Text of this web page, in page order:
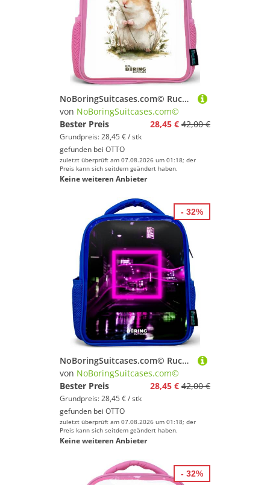
Wir hoffen, dass Du bei uns findest, was Du suchst,
und wünschen Dir weiter viel Spaß und Erfolg beim
Sportausrüstung!
NoBoringSuitcases.com© Rucksack Rosa - Tier - Natur - Hamster, Kinderrucksack, Schulrucksack, Freizeitrucksack, Mädchen, Kindergarten
von NoBoringSuitcases.com©
Bester Preis
28,45 € 42,00 €
Grundpreis: 28,45 € / stk
gefunden bei OTTO
zuletzt überprüft am 07.08.2026 um 01:18; der
Preis kann sich seitdem geändert haben.
Keine weiteren Anbieter
NoBoringSuitcases.com© Rucksack Blau - Leuchtend rosa Quadrat über einer nassen Straße, Kinderrucksack, Schulrucksack, Freizeitrucksack, Jungen, Kindergarten
von NoBoringSuitcases.com©
Bester Preis
28,45 € 42,00 €
Grundpreis: 28,45 € / stk
gefunden bei OTTO
zuletzt überprüft am 07.08.2026 um 01:18; der
Preis kann sich seitdem geändert haben.
Keine weiteren Anbieter
- 32%
- 32%